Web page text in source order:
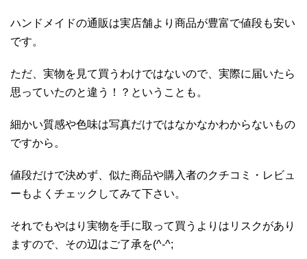
ハンドメイドの通販は実店舗より商品が豊富で値段も安い
です。
ただ、実物を見て買うわけではないので、実際に届いたら
思っていたのと違う！？ということも。
細かい質感や色味は写真だけではなかなかわからないもの
ですから。
値段だけで決めず、似た商品や購入者のクチコミ・レビュ
ーもよくチェックしてみて下さい。
それでもやはり実物を手に取って買うよりはリスクがあり
ますので、その辺はご了承を(^-^;